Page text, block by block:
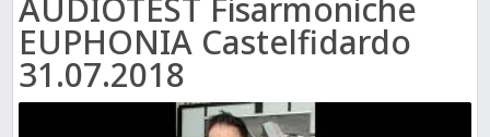
AUDIOTEST Fisarmoniche
EUPHONIA Castelfidardo
31.07.2018